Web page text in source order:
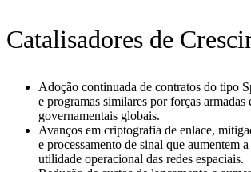
Catalisadores de
Adoção continuada de contratos do tipo
e programas similares por forças armadas
governamentais globais.
Avanços em criptografia de enlace,
e processamento de sinal que aumentem a
utilidade operacional das redes espaciais.